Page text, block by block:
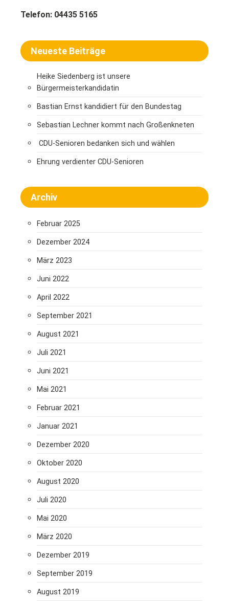
Telefon: 04435 5165
Neueste Beiträge
Heike Siedenberg ist unsere
Bürgermeisterkandidatin
Bastian Ernst kandidiert für den Bundestag
Sebastian Lechner kommt nach Großenkneten
CDU-Senioren bedanken sich und wählen
Ehrung verdienter CDU-Senioren
Archiv
Februar 2025
Dezember 2024
März 2023
Juni 2022
April 2022
September 2021
August 2021
Juli 2021
Juni 2021
Mai 2021
Februar 2021
Januar 2021
Dezember 2020
Oktober 2020
August 2020
Juli 2020
Mai 2020
März 2020
Dezember 2019
September 2019
August 2019